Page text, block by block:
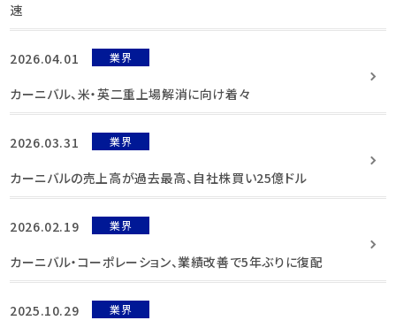
速
2026.04.01 業界
カーニバル、米・英二重上場解消に向け着々
2026.03.31 業界
カーニバルの売上高が過去最高、自社株買い25億ドル
2026.02.19 業界
カーニバル・コーポレーション、業績改善で5年ぶりに復配
2025.10.29 業界